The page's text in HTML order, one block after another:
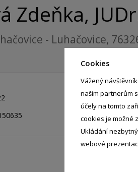
Cookies
Vážený
našim partnerům
účely na tomto
cookies je možné
Ukládání
webové
Zdeňka,
- Luhačovice,